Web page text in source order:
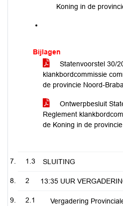
Koning in de
Bijlagen
Statenvoorstel 30/
klankbordcommissie
de provincie Noord-
Ontwerpbesluit
Reglement
de Koning in de
1.3 SLUITING
2 13:35 UUR
2.1 Vergadering